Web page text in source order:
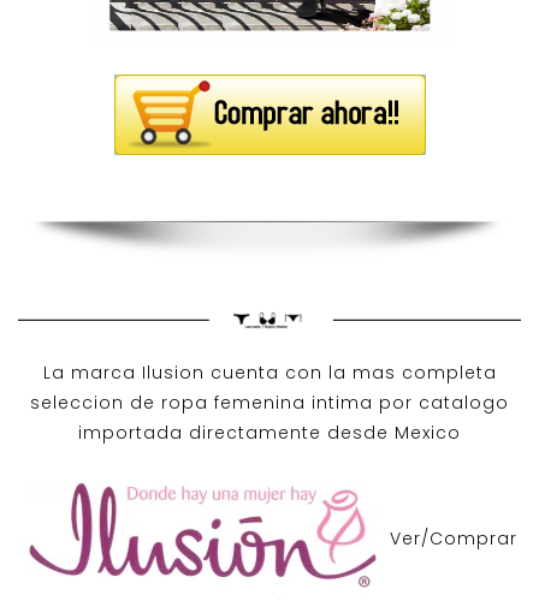
La marca Ilusion cuenta con la mas completa
seleccion de ropa femenina intima por catalogo
importada directamente desde Mexico
Ver/Comprar